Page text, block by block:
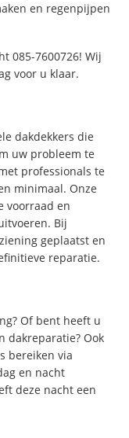
en regenpijpen
085-7600726! Wij
voor u klaar.
dakdekkers die
uw probleem te
professionals te
minimaal. Onze
voorraad en
Bij
geplaatst en
reparatie.
Of bent heeft u
dakreparatie? Ook
bereiken via
en nacht
deze nacht een